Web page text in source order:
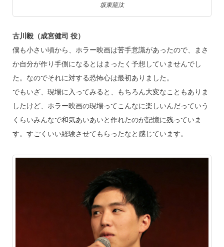
坂東龍汰
古川毅（成宮健司 役）
僕も小さい頃から、ホラー映画は苦手意識があったので、まさ
か自分が作り手側になるとはまったく予想していませんでし
た。なのでそれに対する恐怖心は最初ありました。
でもいざ、現場に入ってみると、もちろん大変なこともありま
したけど、ホラー映画の現場ってこんなに楽しいんだっていう
くらいみんなで和気あいあいと作れたのが記憶に残っていま
す。すごくいい経験させてもらったなと感じています。